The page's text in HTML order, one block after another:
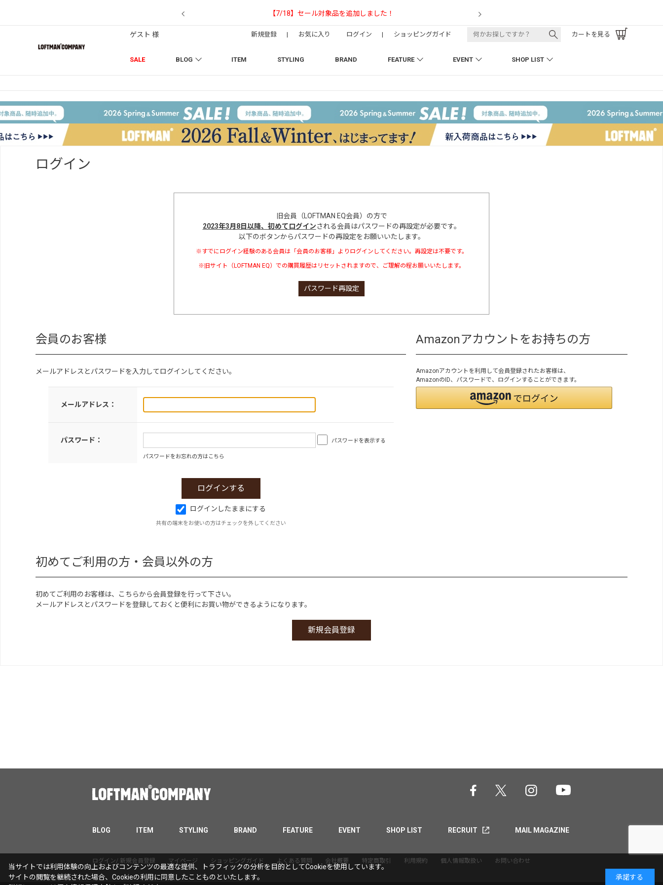
【7/18】セール対象品を追加しました！ 【NEEDLESの別注】50周年 H.D. Track Pant
SALE BLOG ITEM STYLING BRAND FEATURE EVENT SHOP LIST
ゲスト 様 新規登録 | お気に入り ログイン | ショッピングガイド カートを見る
ログイン
旧会員（LOFTMAN EQ会員）の方で
2023年3月8日以降、初めてログインされる会員はパスワードの再設定が必要です。
以下のボタンからパスワードの再設定をお願いいたします。
※すでにログイン経験のある会員は「会員のお客様」よりログインしてください。再設定は不要です。
※旧サイト（LOFTMAN EQ）での購買履歴はリセットされますので、ご理解の程お願いいたします。
パスワード再設定
会員のお客様
メールアドレスとパスワードを入力してログインしてください。
メールアドレス：
パスワード： パスワードを表示する
パスワードをお忘れの方はこちら
ログインしたままにする
共有の端末をお使いの方はチェックを外してください
Amazonアカウントをお持ちの方
Amazonアカウントを利用して会員登録されたお客様は、
AmazonのID、パスワードで、ログインすることができます。
初めてご利用の方・会員以外の方
初めてご利用のお客様は、こちらから会員登録を行って下さい。
メールアドレスとパスワードを登録しておくと便利にお買い物ができるようになります。
BLOG ITEM STYLING BRAND FEATURE EVENT SHOP LIST RECRUIT MAIL MAGAZINE
ログイン/ 新規会員登録 マイページ ショッピングガイド よくある質問 会社概要 特定商取引 利用規約 個人情報取扱い お問い合わせ
当サイトでは利用体験の向上およびコンテンツの最適な提供、トラフィックの分析を目的としてCookieを使用しています。
サイトの閲覧を継続された場合、Cookieの利用に同意したことものといたします。
承諾する